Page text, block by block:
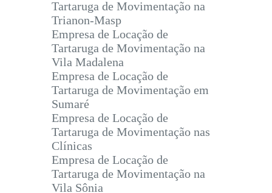
Tartaruga de Movimentação na
Trianon-Masp
Empresa de Locação de
Tartaruga de Movimentação na
Vila Madalena
Empresa de Locação de
Tartaruga de Movimentação em
Sumaré
Empresa de Locação de
Tartaruga de Movimentação nas
Clínicas
Empresa de Locação de
Tartaruga de Movimentação na
Vila Sônia